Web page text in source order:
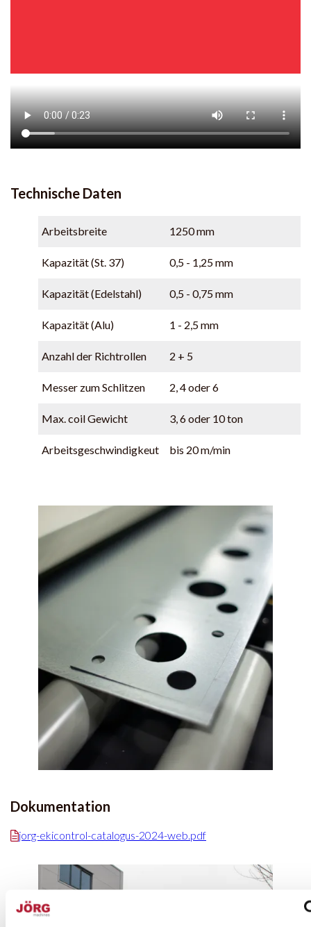
Technische Daten
Arbeitsbreite 1250 mm
Kapazität (St. 37) 0,5 - 1,25 mm
Kapazität (Edelstahl) 0,5 - 0,75 mm
Kapazität (Alu) 1 - 2,5 mm
Anzahl der Richtrollen 2 + 5
Messer zum Schlitzen 2, 4 oder 6
Max. coil Gewicht 3, 6 oder 10 ton
Arbeitsgeschwindigkeut bis 20 m/min
Dokumentation
jorg-ekicontrol-catalogus-2024-web.pdf